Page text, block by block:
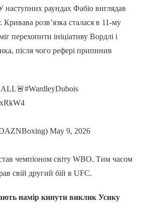
наступних раундах Фабіо виглядав
розв’язка сталася в 11-му
перехопити ініціативу Вордлі і
після чого рефері припинив
May 9, 2026
чемпіоном світу WBO. Тим часом
свій другий бій в UFC.
намір кинути виклик Усику